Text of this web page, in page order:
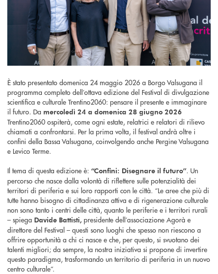
È stato presentato domenica 24 maggio 2026 a Borgo Valsugana il
programma completo dell’ottava edizione del Festival di divulgazione
scientifica e culturale Trentino2060: pensare il presente e immaginare
il futuro. Da mercoledì 24 a domenica 28 giugno 2026
Trentino2060 ospiterà, come ogni estate, relatrici e relatori di rilievo
chiamati a confrontarsi. Per la prima volta, il festival andrà oltre i
confini della Bassa Valsugana, coinvolgendo anche Pergine Valsugana
e Levico Terme.
Il tema di questa edizione è: “Confini: Disegnare il futuro”. Un
percorso che nasce dalla volontà di riflettere sulle potenzialità dei
territori di periferia e sui loro rapporti con le città. “Le aree che più di
tutte hanno bisogno di cittadinanza attiva e di rigenerazione culturale
non sono tanto i centri delle città, quanto le periferie e i territori rurali
– spiega Davide Battisti, presidente dell’associazione Agorà e
direttore del Festival – questi sono luoghi che spesso non riescono a
offrire opportunità a chi ci nasce e che, per questo, si svuotano dei
talenti migliori; da sempre, la nostra iniziativa si propone di invertire
questo paradigma, trasformando un territorio di periferia in un nuovo
centro culturale”.